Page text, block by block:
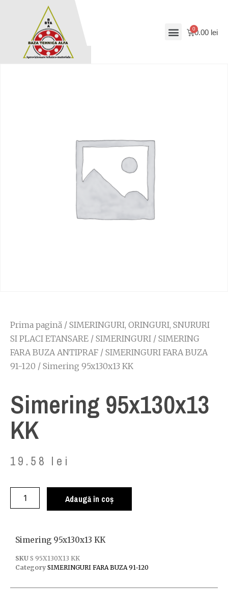
0.00 lei
Prima pagină / SIMERINGURI, ORINGURI, SNURURI
SI PLACI ETANSARE / SIMERINGURI / SIMERING
FARA BUZA ANTIPRAF / SIMERINGURI FARA BUZA
91-120 / Simering 95x130x13 KK
Simering 95x130x13
KK
19.58 lei
Adaugă în coș
Simering 95x130x13 KK
SKU S 95X130X13 KK
Category SIMERINGURI FARA BUZA 91-120